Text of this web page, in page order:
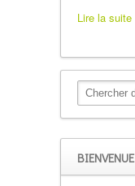
Lire la suite
BIENVENUE